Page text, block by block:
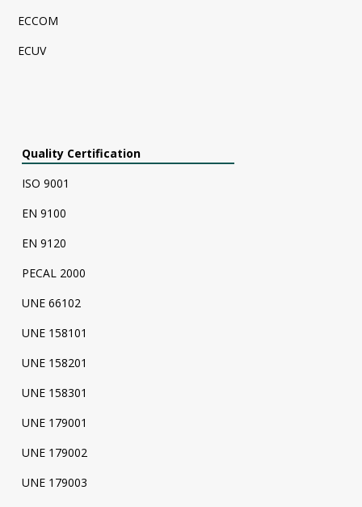
ECCOM
ECUV
Quality Certification
ISO 9001
EN 9100
EN 9120
PECAL 2000
UNE 66102
UNE 158101
UNE 158201
UNE 158301
UNE 179001
UNE 179002
UNE 179003